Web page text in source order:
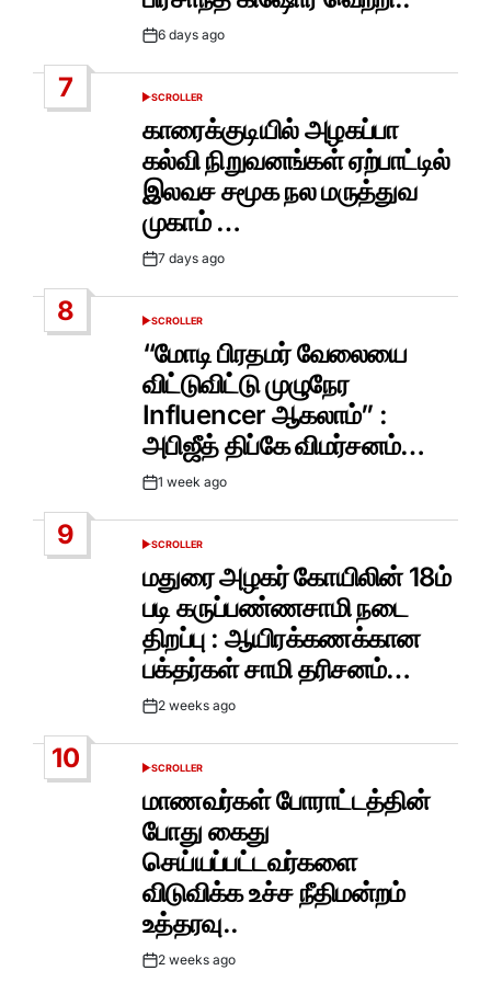
Post6 days ago
7
POSTED
SCROLLER
காரைக்குடியில் அழகப்பா
கல்வி நிறுவனங்கள் ஏற்பாட்டில்
இலவச சமூக நல மருத்துவ
முகாம் …
Post7 days ago
8
POSTED
SCROLLER
“மோடி பிரதமர் வேலையை
விட்டுவிட்டு முழுநேர
Influencer ஆகலாம்” :
அபிஜீத் திப்கே விமர்சனம்…
Post1 week ago
9
POSTED
SCROLLER
மதுரை அழகர் கோயிலின் 18ம்
படி கருப்பண்ணசாமி நடை
திறப்பு : ஆயிரக்கணக்கான
பக்தர்கள் சாமி தரிசனம்…
Post2 weeks ago
10
POSTED
SCROLLER
மாணவர்கள் போராட்டத்தின்
போது கைது
செய்யப்பட்டவர்களை
விடுவிக்க உச்ச நீதிமன்றம்
உத்தரவு..
Post2 weeks ago